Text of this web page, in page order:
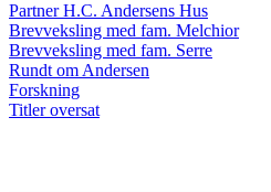
Partner H.C. Andersens Hus
Brevveksling med fam. Melchior
Brevveksling med fam. Serre
Rundt om Andersen
Forskning
Titler oversat